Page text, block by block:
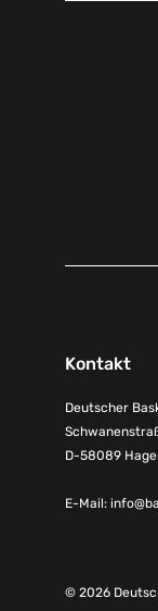
Kontakt
Deutscher
D-58089
E-Mail:
© 2026